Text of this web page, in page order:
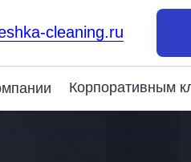
Корпоративным
cleaning.ru